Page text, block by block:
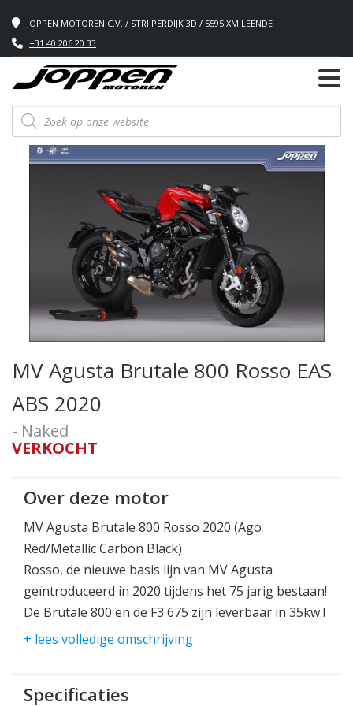
JOPPEN MOTOREN C.V. / STRIJPERDIJK 3D / 5595 XM LEENDE
+31 40 206 20 33
Producten
zoeken
MV Agusta Brutale 800 Rosso EAS
ABS 2020
- Naked
VERKOCHT
Over deze motor
MV Agusta Brutale 800 Rosso 2020 (Ago
Red/Metallic Carbon Black)
Rosso, de nieuwe basis lijn van MV Agusta
geïntroduceerd in 2020 tijdens het 75 jarig bestaan!
De Brutale 800 en de F3 675 zijn leverbaar in 35kw !
3 cilinders, 110pk en 84Nm koppel zijn heerlijke
EAS ofwel de elektronische quickshifter (up en
down) is een optie die je kan kiezen.
+ lees volledige omschrijving
Specificaties